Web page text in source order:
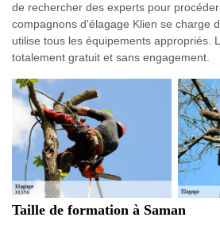
de rechercher des experts pour
compagnons d'élagage Klien se charge
utilise tous les équipements appropriés.
totalement gratuit et sans engagement.
Taille de formation à Saman